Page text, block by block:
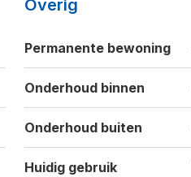
Overig
Permanente bewoning
Onderhoud binnen
Onderhoud buiten
Huidig gebruik